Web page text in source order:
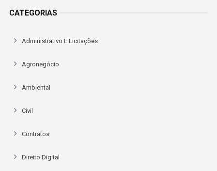
CATEGORIAS
Administrativo E Licitações
Agronegócio
Ambiental
Civil
Contratos
Direito Digital